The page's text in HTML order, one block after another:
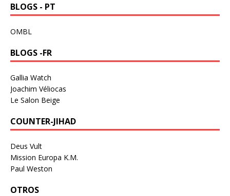
BLOGS - PT
OMBL
BLOGS -FR
Gallia Watch
Joachim Véliocas
Le Salon Beige
COUNTER-JIHAD
Deus Vult
Mission Europa K.M.
Paul Weston
OTROS